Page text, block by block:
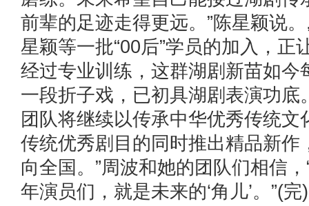
前辈的足迹走得更远。”陈星颖
星颖等一批“00后”学员的加入，正
经过专业训练，这群湖剧新苗如今
一段折子戏，已初具湖剧表演功
团队将继续以传承中华优秀传统文
传统优秀剧目的同时推出精品新作
向全国。”周波和她的团队们相信，
年演员们，就是未来的‘角儿’。”(完)